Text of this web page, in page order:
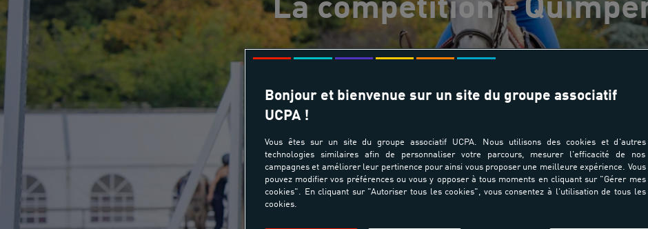
La compétition -
Bonjour et bienvenue sur un site du groupe associatif
UCPA !
Vous êtes sur un site du groupe associatif UCPA. Nous utilisons des cookies et d'autres
technologies similaires afin de personnaliser votre parcours, mesurer l'efficacité de nos
campagnes et améliorer leur pertinence pour ainsi vous proposer une meilleure expérience. Vous
pouvez modifier vos préférences ou vous y opposer à tous moments en cliquant sur "Gérer mes
cookies". En cliquant sur "Autoriser tous les cookies", vous consentez à l'utilisation de tous les
cookies.